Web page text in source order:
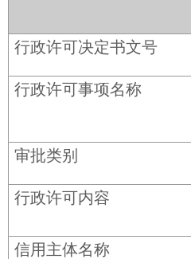
行政许可决定书文号
行政许可事项名称
审批类别
行政许可内容
信用主体名称